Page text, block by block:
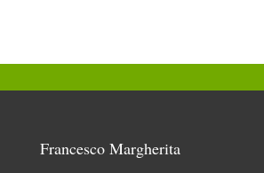
Francesco Margherita